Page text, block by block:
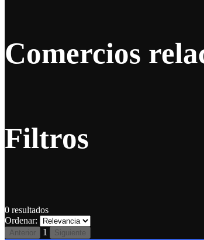
Comercios
Filtros
0 resultados
Ordenar:
Anterior 1 Siguiente